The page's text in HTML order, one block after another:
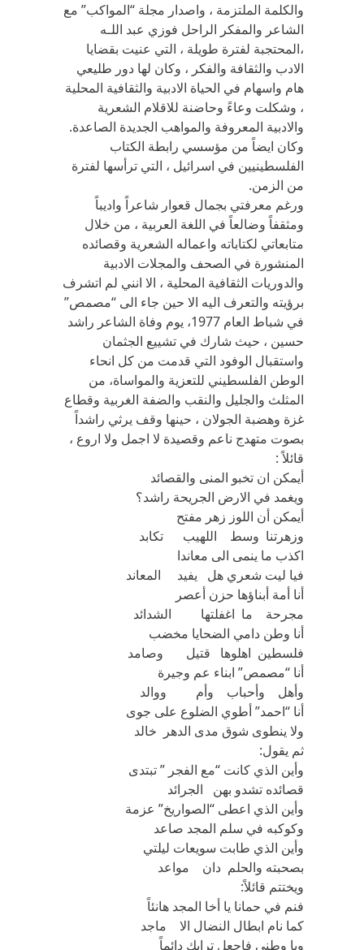
والكلمة الملتزمة ، واصدار مجلة “المواكب” مع
الشاعر والمفكر الراحل فوزي عبد اللـه
،المحتجبة لفترة طويلة ، التي عنيت بقضايا
الادب والثقافة والفكر ، وكان لها دور طليعي
هام واسهام في الحياة الادبية والثقافية المحلية
، وشكلت وعاءً وحاضنة للاقلام الشعرية
والادبية المعروفة والمواهب الجديدة الصاعدة.
وكان ايضاً من مؤسسي رابطة الكتاب
الفلسطينيين في اسرائيل ، التي ترأسها لفترة
من الزمن.
ورغم معرفتي بجمال قعوار شاعراً واديباً
ومثقفاً وضالعاً في اللغة العربية ، من خلال
متابعاتي لكتاباته واعماله الشعرية وقصائده
المنشورة في الصحف والمجلات الادبية
والدوريات الثقافية المحلية ، الا انني لم اتشرف
برؤيته والتعرف اليه الا حين جاء الى “مصمص”
في شباط العام 1977، يوم وفاة الشاعر راشد
حسين ، حيث شارك في تشييع الجثمان
واستقبال الوفود التي قدمت من كل انحاء
الوطن الفلسطيني للتعزية والمواساة، من
المثلث والجليل والنقب والضفة الغربية وقطاع
غزة وهضبة الجولان ، حينها وقف يرثي راشداً
بصوت متهدج ناعم وقصيدة لا اجمل ولا اروع ،
قائلاً :
أيمكن ان تخبو المنى والقصائد
ويغمد في الارض الجريحة راشد؟
أيمكن أن اللوز زهر مفتح
وزهرتنا وسط اللهيب تكابد
اكذب ما ينمى الى معاندا
فيا ليت شعري هل يفيد المعاند
أنا أمة أبناؤها حزن أعصر
مجرحة ما اغفلتها الشدائد
أنا وطن دامي الضحايا مخضب
فلسطين اهلوها قتيل وصامد
أنا “مصمص” ابناء عم وجيرة
وأهل وأحباب وأم ووالد
أنا “احمد” أطوي الضلوع على جوى
ولا ينطوى شوق مدى الدهر خالد
ثم يقول:
وأين الذي كانت “مع الفجر ” تبتدى
قصائده تشدو بهن الجرائد
وأين الذي اعطى “الصواريخ” عزمة
وكوكبه في سلم المجد صاعد
وأين الذي طابت سويعات ليلتي
بصحبته والحلم دان مواعد
ويختتم قائلاً:
فنم في حمانا يا أخا المجد هانئاً
كما نام ابطال النضال الا ماجد
ويا وطني فاجعل ترابك دائماً